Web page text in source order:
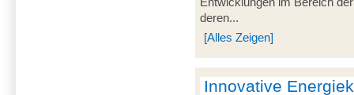
deren...
[Alles Zeigen]
Innovative